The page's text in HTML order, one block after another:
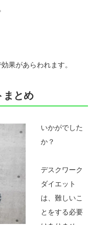
果があらわれます。
まとめ
いかがでした
か？
デスクワーク
ダイエット
は、難しいこ
とをする必要